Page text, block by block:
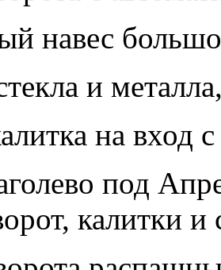
навес
и
на вход
под
калитки и